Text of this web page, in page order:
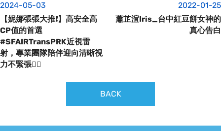
2024-05-03
【妮娜張張大推❗️】高安全高
CP值的首選
#SFAIRTransPRK近視雷
射，專業團隊陪伴迎向清晰視
力不緊張👍🏼
2022-01-25
蕭芷渲Iris_台中紅豆餅女神的
真心告白
BACK